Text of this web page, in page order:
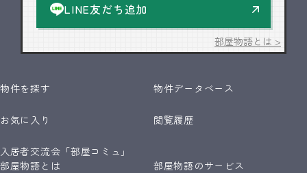
LINE友だち追加
部屋物語とは >
物件を探す 物件データベース
お気に入り 閲覧履歴
入居者交流会「部屋コミュ」
部屋物語とは
部屋物語のサービス